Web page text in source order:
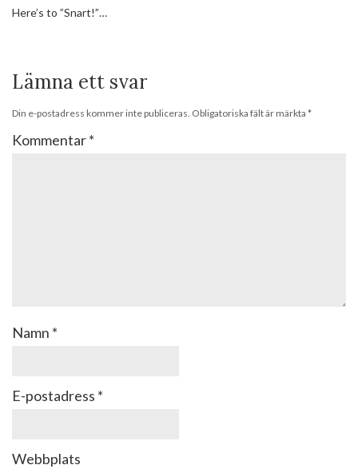
Here’s to ”Snart!”…
Lämna ett svar
Din e-postadress kommer inte publiceras. Obligatoriska fält är märkta *
Kommentar*
Namn *
E-postadress *
Webbplats